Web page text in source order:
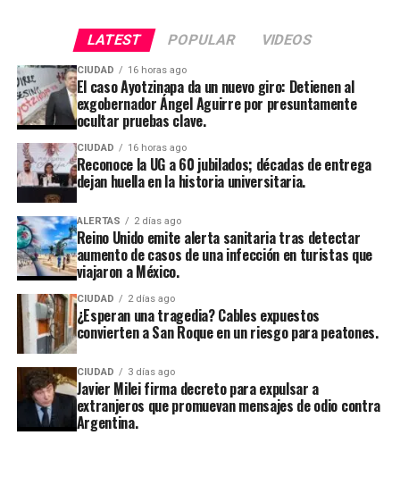
LATEST POPULAR VIDEOS
CIUDAD 16 horas ago
El caso Ayotzinapa da un nuevo giro: Detienen al
exgobernador Ángel Aguirre por presuntamente
ocultar pruebas clave.
CIUDAD 16 horas ago
Reconoce la UG a 60 jubilados; décadas de entrega
dejan huella en la historia universitaria.
ALERTAS 2 días ago
Reino Unido emite alerta sanitaria tras detectar
aumento de casos de una infección en turistas que
viajaron a México.
CIUDAD 2 días ago
¿Esperan una tragedia? Cables expuestos
convierten a San Roque en un riesgo para peatones.
CIUDAD 3 días ago
Javier Milei firma decreto para expulsar a
extranjeros que promuevan mensajes de odio contra
Argentina.